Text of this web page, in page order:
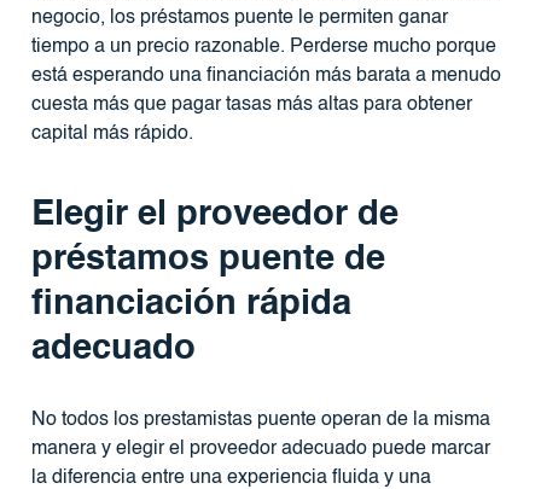
negocio, los préstamos puente le permiten ganar
tiempo a un precio razonable. Perderse mucho porque
está esperando una financiación más barata a menudo
cuesta más que pagar tasas más altas para obtener
capital más rápido.
Elegir el proveedor de
préstamos puente de
financiación rápida
adecuado
No todos los prestamistas puente operan de la misma
manera y elegir el proveedor adecuado puede marcar
la diferencia entre una experiencia fluida y una